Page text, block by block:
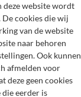
deze website wordt
cookies die wij
van de website
naar behoren
Ook kunnen
afmelden voor
deze geen cookies
eerder is